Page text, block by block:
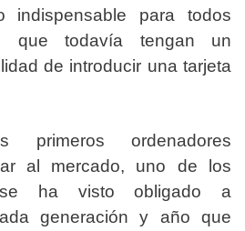
indispensable para todos
que todavía tengan un
de introducir una tarjeta
ordenadores
al mercado, uno de los
ha visto obligado a
generación y año que